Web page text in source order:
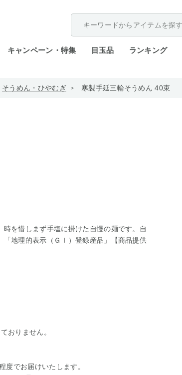
キャンペーン・特集 目玉品 ランキング
そうめん・ひやむぎ 寒製手延三輪そうめん 40束
を惜しまず手塩に掛けた自慢の麺です。自
地理的表示（ＧＩ）登録産品」【商品提供
おりません。
度でお届けいたします。